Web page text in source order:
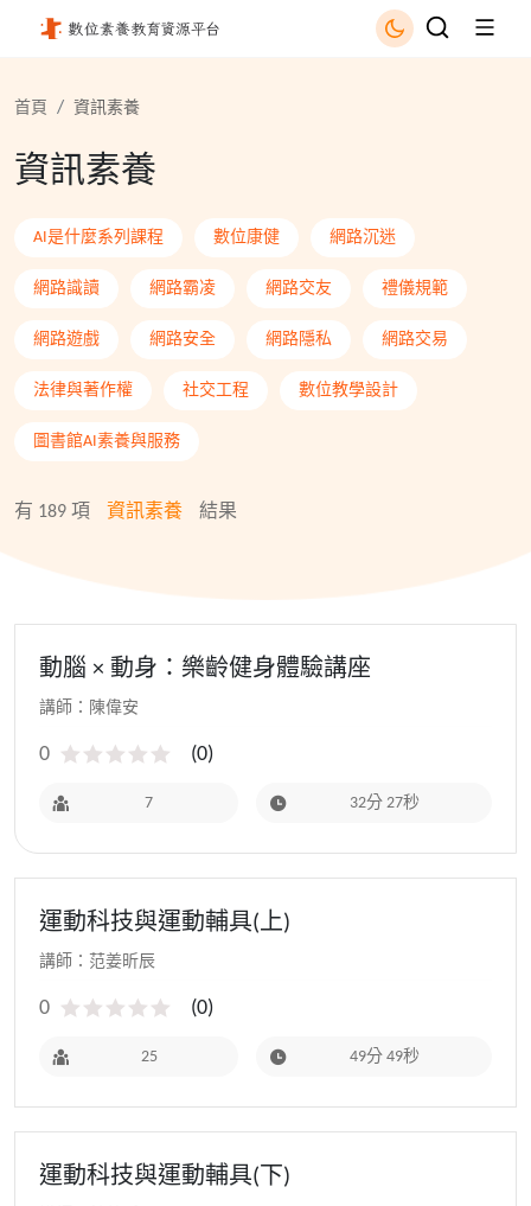
首頁 資訊素養
資訊素養
AI是什麼系列課程 數位康健 網路沉迷
網路識讀 網路霸凌 網路交友 禮儀規範
網路遊戲 網路安全 網路隱私 網路交易
法律與著作權 社交工程 數位教學設計
圖書館AI素養與服務
有 189 項 資訊素養 結果
動腦 × 動身：樂齡健身體驗講座
講師：陳偉安
0 (0)
7 32分 27秒
運動科技與運動輔具(上)
講師：范姜昕辰
0 (0)
25 49分 49秒
運動科技與運動輔具(下)